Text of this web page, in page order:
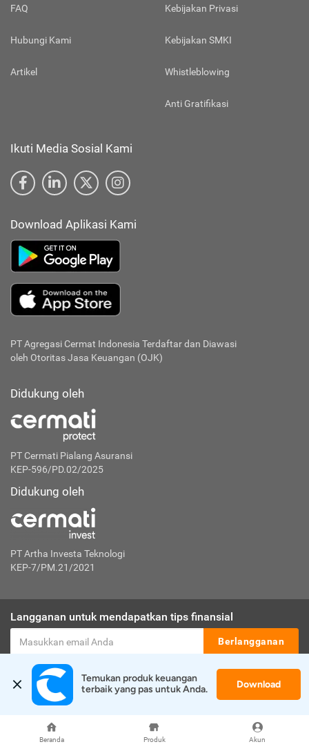
Beranda Produk Akun
FAQ
Hubungi Kami
Artikel
Kebijakan Privasi
Kebijakan SMKI
Whistleblowing
Anti Gratifikasi
Ikuti Media Sosial Kami
Download Aplikasi Kami
PT Agregasi Cermat Indonesia Terdaftar dan Diawasi
oleh Otoritas Jasa Keuangan (OJK)
Didukung oleh
PT Cermati Pialang Asuransi
KEP-596/PD.02/2025
Didukung oleh
PT Artha Investa Teknologi
KEP-7/PM.21/2021
Langganan untuk mendapatkan tips finansial
Berlangganan
Disclaimer:
Cermati merupakan penyelenggara agregasi jasa keuangan yang terdaftar di
OJK. Oleh karena itu, produk dan/atau layanan jasa keuangan yang
diterbitkan oleh Cermati dan Cermati tidak bertanggung jawab atas tuntutan
dan risiko terkait produk dan/atau layanan LJK dan/atau pihak yang
Temukan produk keuangan
terbaik yang pas untuk Anda.
Download